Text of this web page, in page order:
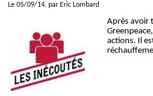
Le 05/09/14, par Eric Lombard
Après avoir
actions. Il